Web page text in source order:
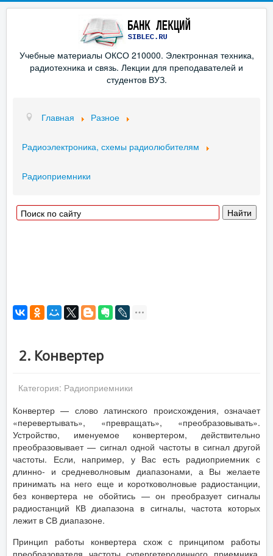
Учебные материалы ОКСО 210000. Электронная техника,
радиотехника и связь. Лекции для преподавателей и
студентов ВУЗ.
Главная Разное
Радиоэлектроника, схемы радиолюбителям
Радиоприемники
2. Конвертер
Категория: Радиоприемники
Конвертер — слово латинского происхождения, означает
«перевертывать», «превращать», «преобразовывать».
Устройство, именуемое конвертером, действительно
преобразовывает — сигнал одной частоты в сигнал другой
частоты. Если, например, у Вас есть радиоприемник с
длинно- и средневолновым диапазонами, а Вы желаете
принимать на него еще и коротковолновые радиостанции,
без конвертера не обойтись — он преобразует сигналы
радиостанций КВ диапазона в сигналы, частота которых
лежит в СВ диапазоне.
Принцип работы конвертера схож с принципом работы
преобразователя частоты супергетеродинного приемника.